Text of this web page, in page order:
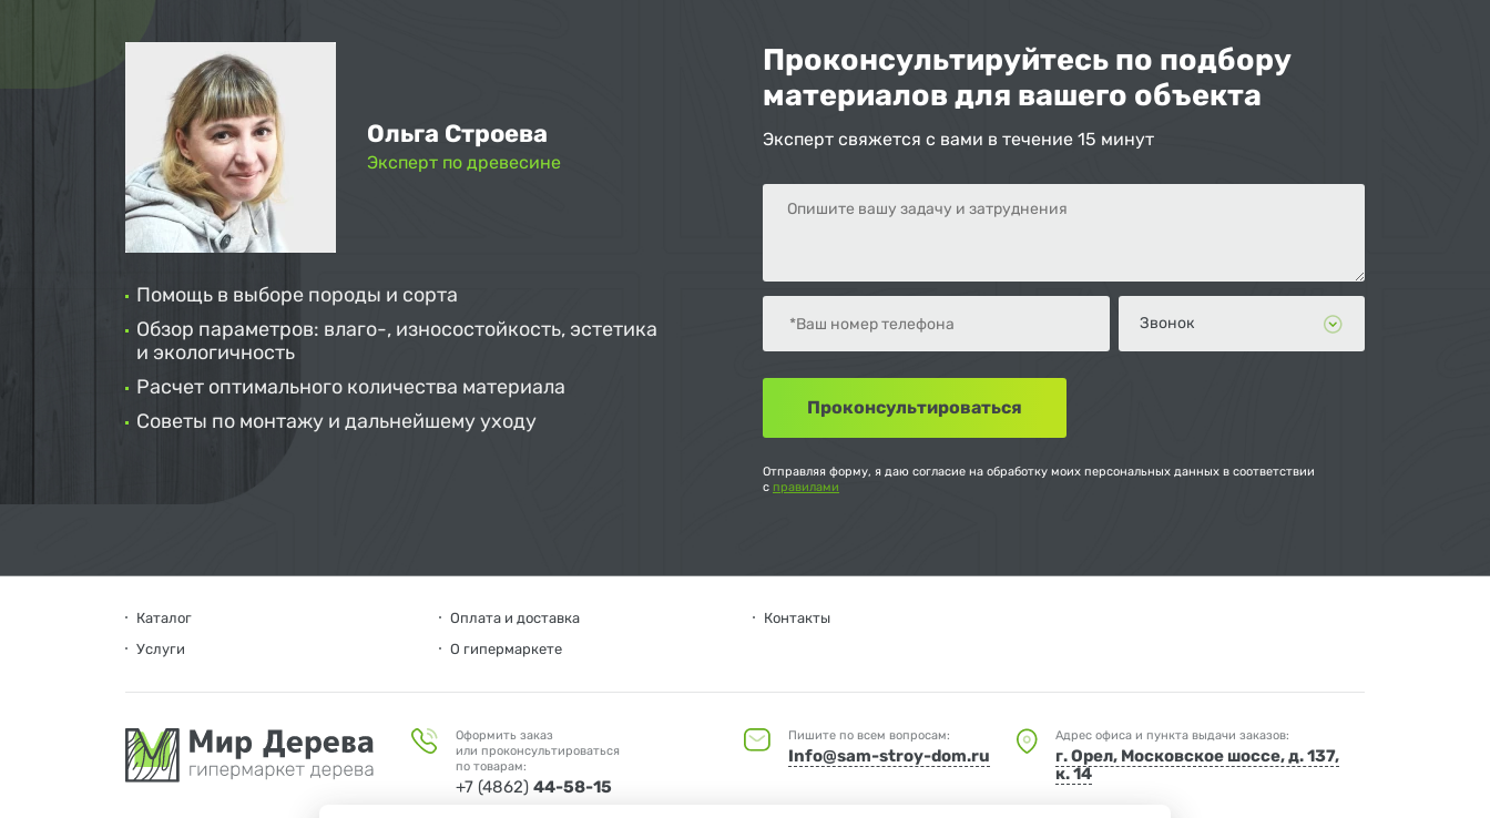
Ольга Строева
Эксперт по древесине
Помощь в выборе породы и сорта
Обзор параметров: влаго-, износостойкость, эстетика
и экологичность
Расчет оптимального количества материала
Советы по монтажу и дальнейшему уходу
Проконсультируйтесь по подбору
материалов для вашего объекта
Эксперт свяжется с вами в течение 15 минут
Отправляя форму, я даю согласие на обработку моих персональных данных в соответствии
с правилами
Каталог
Услуги
Оплата и доставка
О гипермаркете
Контакты
Оформить заказ
или проконсультироваться
по товарам:
+7 (4862) 44-58-15
Пишите по всем вопросам:
Info@sam-stroy-dom.ru
Адрес офиса и пункта выдачи заказов:
г. Орел, Московское шоссе, д. 137,
к. 14